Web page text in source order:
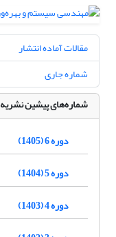
مقالات آماده انتشار
شماره جاری
شماره‌های پیشین نشریه
دوره 6 (1405)
دوره 5 (1404)
دوره 4 (1403)